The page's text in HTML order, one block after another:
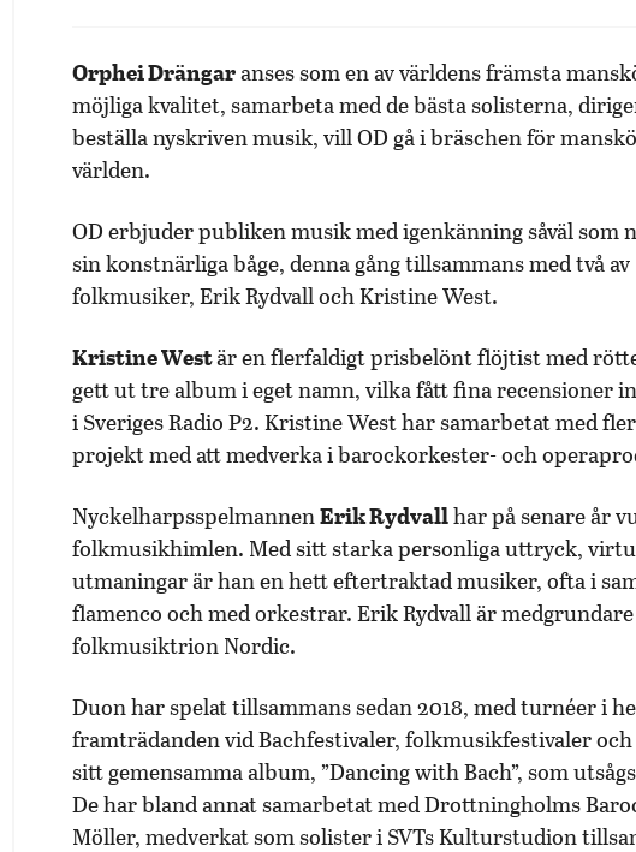
Orphei Drängaranses som en av världens främsta
möjliga kvalitet, samarbeta med de bästa solisterna,
beställa nyskriven musik, vill OD gå i bräschen för
världen.
OD erbjuder publiken musik med igenkänning såväl som
sin konstnärliga båge, denna gång tillsammans med två
folkmusiker, Erik Rydvall och Kristine West.
Kristine Westär en flerfaldigt prisbelönt flöjtist med
gett ut tre album i eget namn, vilka fått fina recensioner
i Sveriges Radio P2. Kristine West har samarbetat med
projekt med att medverka i barockorkester- och
NyckelharpsspelmannenErik Rydvallhar på senare år
folkmusikhimlen. Med sitt starka personliga uttryck,
utmaningar är han en hett eftertraktad musiker, ofta i
flamenco och med orkestrar. Erik Rydvall är
folkmusiktrion Nordic.
Duon har spelat tillsammans sedan 2018, med turnéer i
framträdanden vid Bachfestivaler, folkmusikfestivaler
sitt gemensamma album, ”Dancing with Bach”, som
De har bland annat samarbetat med Drottningholms
Möller, medverkat som solister i SVTs Kulturstudion